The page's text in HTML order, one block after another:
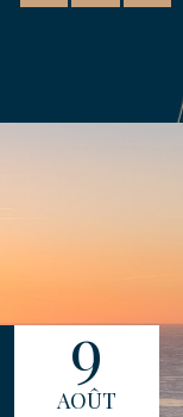
9
AOÛT